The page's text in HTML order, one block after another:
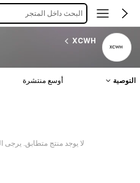
البحث داخل المتجر
XCWH
التوصية أوسع منتشرة
لا يوجد منتج متطابق. يرجى